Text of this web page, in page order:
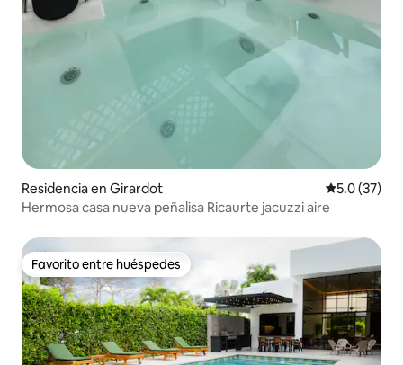
Residencia en Girardot Calificación
5.0 (37)
Hermosa casa nueva peñalisa Ricaurte jacuzzi aire
Favorito entre huéspedes
Favorito entre huéspedes